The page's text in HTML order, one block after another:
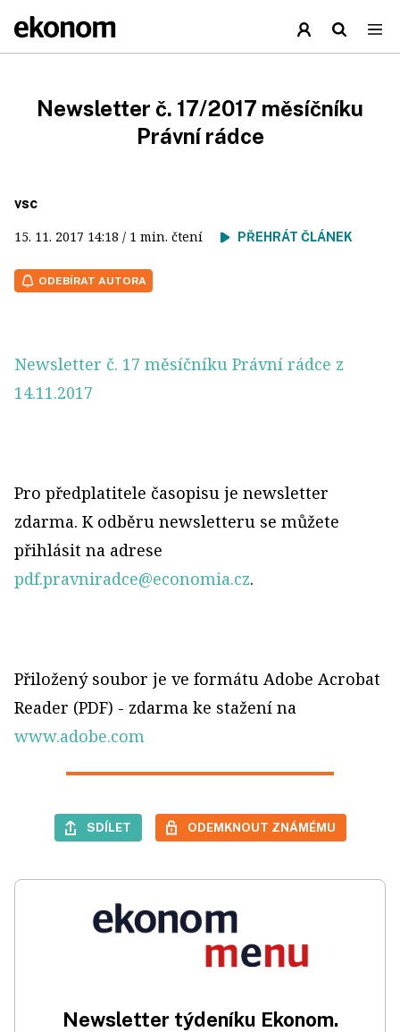
Newsletter č. 17/2017 měsíčníku
Právní rádce
vsc
15. 11. 2017 14:18 / 1 min. čtení PŘEHRÁT ČLÁNEK
ODEBÍRAT AUTORA
Newsletter č. 17 měsíčníku Právní rádce z
14.11.2017
Pro předplatitele časopisu je newsletter
zdarma. K odběru newsletteru se můžete
přihlásit na adrese
pdf.pravniradce@economia.cz.
Přiložený soubor je ve formátu Adobe Acrobat
Reader (PDF) - zdarma ke stažení na
www.adobe.com
SDÍLET ODEMKNOUT ZNÁMÉMU
Newsletter týdeníku Ekonom.